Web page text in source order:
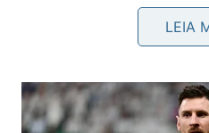
a higiene da pele
são preferíveis produtos
ao da pele e fórmulas que
LEIA